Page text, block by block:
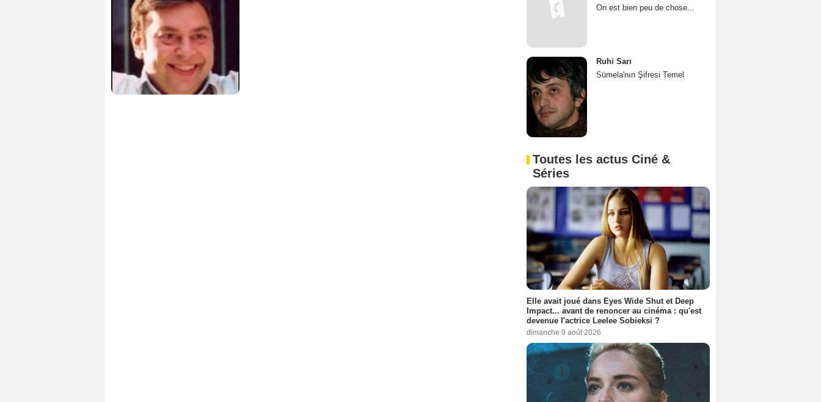
On est bien peu de chose...
Ruhi Sarı
Sümela'nın Şifresi Temel
Toutes les actus Ciné &
Séries
Elle avait joué dans Eyes Wide Shut et Deep
Impact... avant de renoncer au cinéma : qu'est
devenue l'actrice Leelee Sobieksi ?
dimanche 9 août 2026